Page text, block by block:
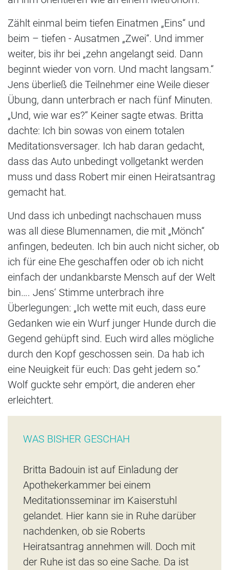
Zählt einmal beim tiefen Einatmen „Eins“ und
beim – tiefen - Ausatmen „Zwei“. Und immer
weiter, bis ihr bei „zehn angelangt seid. Dann
beginnt wieder von vorn. Und macht langsam.“
Jens überließ die Teilnehmer eine Weile dieser
Übung, dann unterbrach er nach fünf Minuten.
„Und, wie war es?“ Keiner sagte etwas. Britta
dachte: Ich bin sowas von einem totalen
Meditationsversager. Ich hab daran gedacht,
dass das Auto unbedingt vollgetankt werden
muss und dass Robert mir einen Heiratsantrag
gemacht hat.
Und dass ich unbedingt nachschauen muss
was all diese Blumennamen, die mit „Mönch“
anfingen, bedeuten. Ich bin auch nicht sicher, ob
ich für eine Ehe geschaffen oder ob ich nicht
einfach der undankbarste Mensch auf der Welt
bin…. Jens‘ Stimme unterbrach ihre
Überlegungen: „Ich wette mit euch, dass eure
Gedanken wie ein Wurf junger Hunde durch die
Gegend gehüpft sind. Euch wird alles mögliche
durch den Kopf geschossen sein. Da hab ich
eine Neuigkeit für euch: Das geht jedem so.“
Wolf guckte sehr empört, die anderen eher
erleichtert.
WAS BISHER GESCHAH
Britta Badouin ist auf Einladung der
Apothekerkammer bei einem
Meditationsseminar im Kaiserstuhl
gelandet. Hier kann sie in Ruhe darüber
nachdenken, ob sie Roberts
Heiratsantrag annehmen will. Doch mit
der Ruhe ist das so eine Sache. Da ist